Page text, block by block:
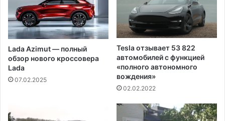
и
а
м
е
р
и
к
с
е
п
и
з
а
р
Lada Azimut — полный
обзор нового кроссовера
Lada
07.02.2025
Tesla отзывает 53 822
автомобилей с функцией
«полного автономного
вождения»
02.02.2022